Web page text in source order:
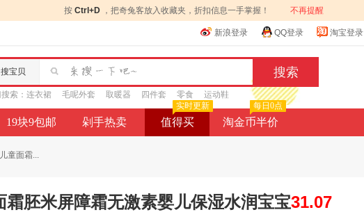
按 Ctrl+D ，把奇兔客放入收藏夹，折扣信息一手掌握！ 不再提醒
新浪登录 QQ登录 淘宝登录
搜宝贝
索： 连衣裙 毛呢外套 取暖器 四件套 零食 运动鞋
19块9包邮 剁手热卖 值得买
实时更新
淘金币半价
每日0点
童面霜...
霜胚米屏障霜无激素婴儿保湿水润宝宝31.07